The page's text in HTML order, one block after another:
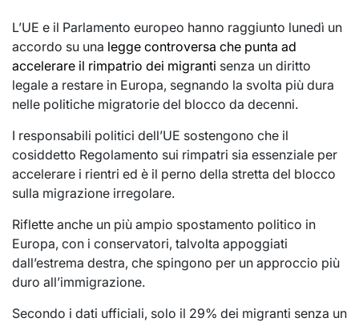
L’UE e il Parlamento europeo hanno raggiunto lunedì un
accordo su una legge controversa che punta ad
accelerare il rimpatrio dei migranti senza un diritto
legale a restare in Europa, segnando la svolta più dura
nelle politiche migratorie del blocco da decenni.
I responsabili politici dell’UE sostengono che il
cosiddetto Regolamento sui rimpatri sia essenziale per
accelerare i rientri ed è il perno della stretta del blocco
sulla migrazione irregolare.
Riflette anche un più ampio spostamento politico in
Europa, con i conservatori, talvolta appoggiati
dall’estrema destra, che spingono per un approccio più
duro all’immigrazione.
Secondo i dati ufficiali, solo il 29% dei migranti senza un